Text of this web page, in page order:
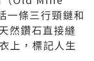
一條三行頸鏈和
然鑽石直接縫
上，標記人生